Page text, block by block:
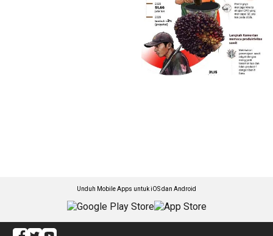
Unduh Mobile Apps untuk iOS dan Android